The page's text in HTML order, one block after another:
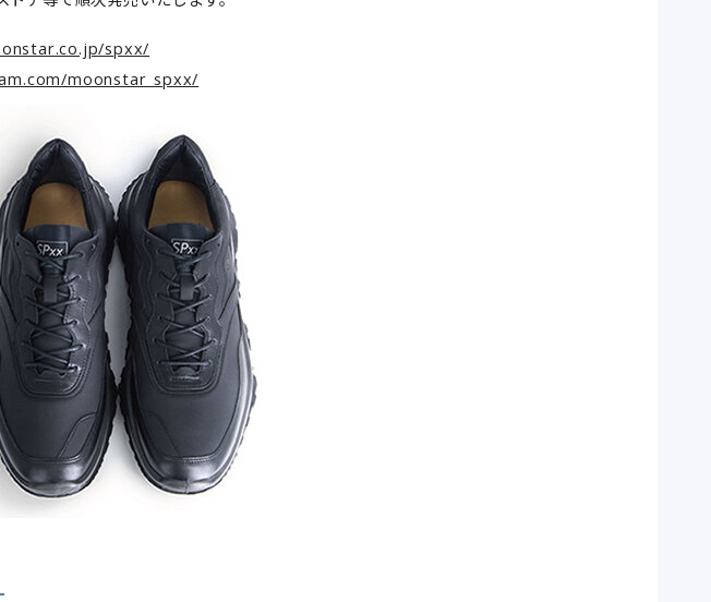
spxx/
moonstar_spxx/